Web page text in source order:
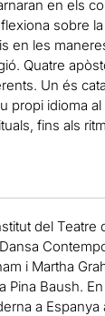
en els
sobre
en les
Quatre
Un és
propi idioma
fins als
del
i Martha
Baush.
a